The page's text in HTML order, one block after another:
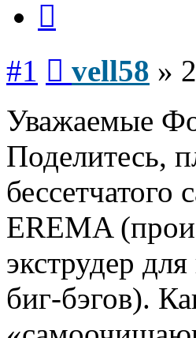
#1 vell58 »
Уважаемые
Поделитесь,
EREMA
экструдер
биг-бэгов).